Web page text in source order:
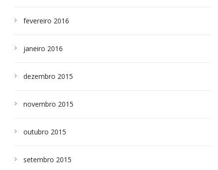
fevereiro 2016
janeiro 2016
dezembro 2015
novembro 2015
outubro 2015
setembro 2015